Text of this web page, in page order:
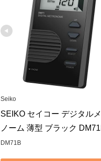
Seiko
SEIKO セイコー デジタル
ノーム 薄型 ブラック
DM71B